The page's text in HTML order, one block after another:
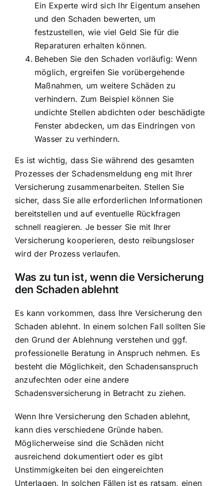
Ein Experte wird sich Ihr Eigentum ansehen
und den Schaden bewerten, um
festzustellen, wie viel Geld Sie für die
Reparaturen erhalten können.
Beheben Sie den Schaden vorläufig: Wenn
möglich, ergreifen Sie vorübergehende
Maßnahmen, um weitere Schäden zu
verhindern. Zum Beispiel können Sie
undichte Stellen abdichten oder beschädigte
Fenster abdecken, um das Eindringen von
Wasser zu verhindern.
Es ist wichtig, dass Sie während des gesamten
Prozesses der Schadensmeldung eng mit Ihrer
Versicherung zusammenarbeiten. Stellen Sie
sicher, dass Sie alle erforderlichen Informationen
bereitstellen und auf eventuelle Rückfragen
schnell reagieren. Je besser Sie mit Ihrer
Versicherung kooperieren, desto reibungsloser
wird der Prozess verlaufen.
Was zu tun ist, wenn die Versicherung
den Schaden ablehnt
Es kann vorkommen, dass Ihre Versicherung den
Schaden ablehnt. In einem solchen Fall sollten Sie
den Grund der Ablehnung verstehen und ggf.
professionelle Beratung in Anspruch nehmen. Es
besteht die Möglichkeit, den Schadensanspruch
anzufechten oder eine andere
Schadensversicherung in Betracht zu ziehen.
Wenn Ihre Versicherung den Schaden ablehnt,
kann dies verschiedene Gründe haben.
Möglicherweise sind die Schäden nicht
ausreichend dokumentiert oder es gibt
Unstimmigkeiten bei den eingereichten
Unterlagen. In solchen Fällen ist es ratsam, einen